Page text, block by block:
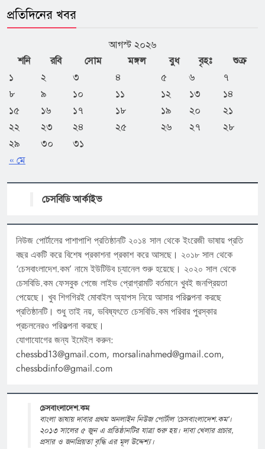
প্রতিদিনের খবর
আগস্ট ২০২৬
শনি
রবি সোম মঙ্গল বুধ বৃহঃ শুক্র
« মে
১ ২ ৩ ৪ ৫ ৬
৭
৮
৯ ১০ ১১ ১২ ১৩
১৪
১৫
১৬ ১৭ ১৮ ১৯ ২০
২১
২২
২৩ ২৪ ২৫ ২৬ ২৭
২৮
২৯
৩০ ৩১
চেসবিডি আর্কাইভ
নিউজ পোর্টালের পাশাপাশি প্রতিষ্ঠানটি ২০১৪ সাল থেকে ইংরেজী ভাষায় প্রতি
বছর একটি করে বিশেষ প্রকাশনা প্রকাশ করে আসছে। ২০১৮ সাল থেকে
‘চেসবাংলাদেশ.কম’ নামে ইউটিউব চ্যানেল শুরু হয়েছে। ২০২০ সাল থেকে
চেসবিডি.কম ফেসবুক পেজে লাইভ প্রোগ্রামটি বর্তমানে খুবই জনপ্রিয়তা
পেয়েছে। খুব শিগগিরই মোবাইল অ্যাপস নিয়ে আসার পরিকল্পনা করছে
প্রতিষ্ঠানটি। শুধু তাই নয়, ভবিষ্যৎতে চেসবিডি.কম পরিবার পুরস্কার
প্রচলনেরও পরিকল্পনা করছে।
যোগাযোগের জন্য ইমেইল করুন:
chessbd13@gmail.com, morsalinahmed@gmail.com,
chessbdinfo@gmail.com
চেসবাংলাদেশ.কম
বাংলা ভাষায় দাবার প্রথম অনলাইন নিউজ পোর্টাল 'চেসবাংলাদেশ.কম'।
২০১৩ সালের ৫ জুন এ প্রতিষ্ঠানটির যাত্রা শুরু হয়। দাবা খেলার প্রচার,
প্রসার ও জনপ্রিয়তা বৃদ্ধি এর মূল উদ্দেশ্য।